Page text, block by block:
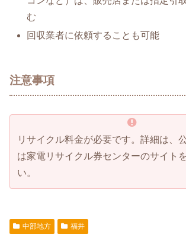
む
回収業者に依頼することも可能
注意事項
リサイクル料金が必要です。詳細は、
は家電リサイクル券センターのサイト
い。
中部地方 福井